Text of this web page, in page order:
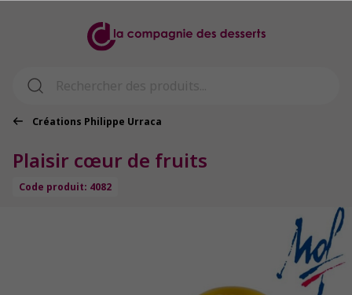
Créations Philippe Urraca
Plaisir cœur de fruits
Code produit: 4082